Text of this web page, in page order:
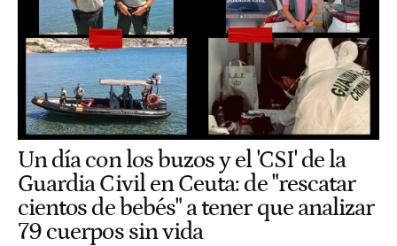
Un día con los buzos y el 'CSI' de la
Guardia Civil en Ceuta: de "rescatar
cientos de bebés" a tener que analizar
79 cuerpos sin vida